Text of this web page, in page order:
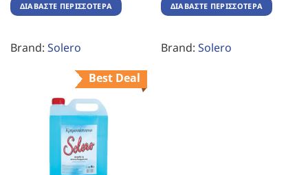
ΔΙΑΒΆΣΤΕ ΠΕΡΙΣΣΌΤΕΡΑ
Brand: Solero
ΔΙΑΒΆΣΤΕ ΠΕΡΙΣΣΌΤΕΡΑ
Brand: Solero
Best Deal